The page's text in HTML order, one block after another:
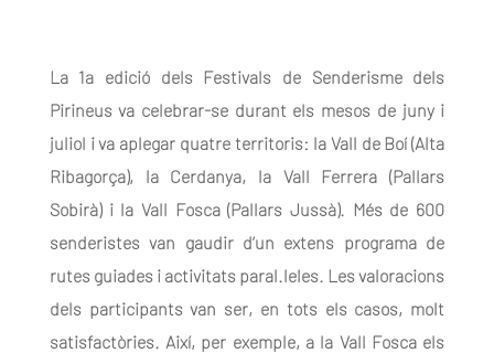
La 1a edició dels Festivals de Senderisme dels
Pirineus va celebrar-se durant els mesos de juny i
juliol i va aplegar quatre territoris: la Vall de Boí (Alta
Ribagorça), la Cerdanya, la Vall Ferrera (Pallars
Sobirà) i la Vall Fosca (Pallars Jussà). Més de 600
senderistes van gaudir d’un extens programa de
rutes guiades i activitats paral.leles. Les valoracions
dels participants van ser, en tots els casos, molt
satisfactòries. Així, per exemple, a la Vall Fosca els